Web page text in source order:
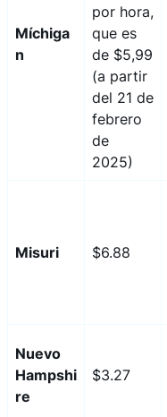
Míchiga
n
por hora,
que es
de $5,99
(a partir
del 21 de
febrero
de
2025)
Misuri $6.88
Nuevo
Hampshi
re
$3.27